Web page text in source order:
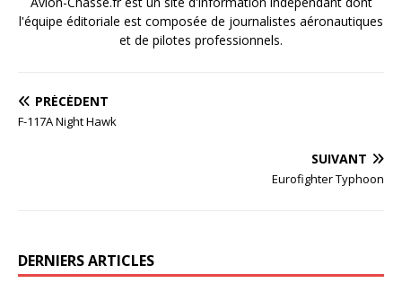
l'équipe éditoriale est composée de journalistes aéronautiques
et de pilotes professionnels.
PRÉCÉDENT
F-117A Night Hawk
SUIVANT
Eurofighter Typhoon
DERNIERS ARTICLES